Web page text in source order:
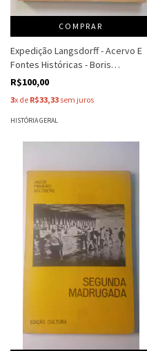
COMPRAR
Expedição Langsdorff - Acervo E
Fontes Históricas - Boris
Komissarov
R$100,00
3x de R$33,33 sem juros
HISTÓRIA GERAL